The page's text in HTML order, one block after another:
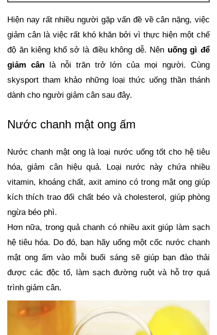
Hiện nay rất nhiều người gặp vấn đề về cân nặng, việc
giảm cân là việc rất khó khăn bởi vì thực hiện một chế
độ ăn kiêng khổ sở là điều không dễ. Nên uống gì để
giảm cân là nỗi trăn trở lớn của mọi người. Cùng
skysport tham khảo những loại thức uống thần thánh
dành cho người giảm cân sau đây.
Nước chanh mật ong ấm
Nước chanh mật ong là loại nước uống tốt cho hệ tiêu
hóa, giảm cân hiệu quả. Loại nước này chứa nhiều
vitamin, khoáng chất, axit amino có trong mật ong giúp
kích thích trao đổi chất béo và cholesterol, giúp phòng
ngừa béo phì.
Hơn nữa, trong quả chanh có nhiều axit giúp làm sạch
hệ tiêu hóa. Do đó, bạn hãy uống một cốc nước chanh
mật ong ấm vào mỗi buổi sáng sẽ giúp bạn đào thải
được các độc tố, làm sạch đường ruột và hỗ trợ quá
trình giảm cân.